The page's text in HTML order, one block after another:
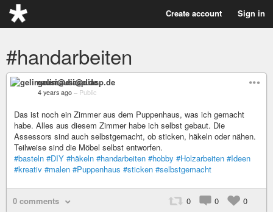
Create account Sign in
#handarbeiten
gelimausi@diasp.de
4 years ago – Public
Das ist noch ein Zimmer aus dem Puppenhaus, was ich gemacht
habe. Alles aus diesem Zimmer habe ich selbst gebaut. Die
Assessors sind auch selbstgemacht, ob sticken, häkeln oder nähen.
Teilweise sind die Möbel selbst entworfen.
#basteln #DIY #häkeln #handarbeiten #hobby #Holzarbeiten #Ideen
#kreativ #malen #Puppenhaus #sticken #selbstgemacht
0 comments 0 0 0